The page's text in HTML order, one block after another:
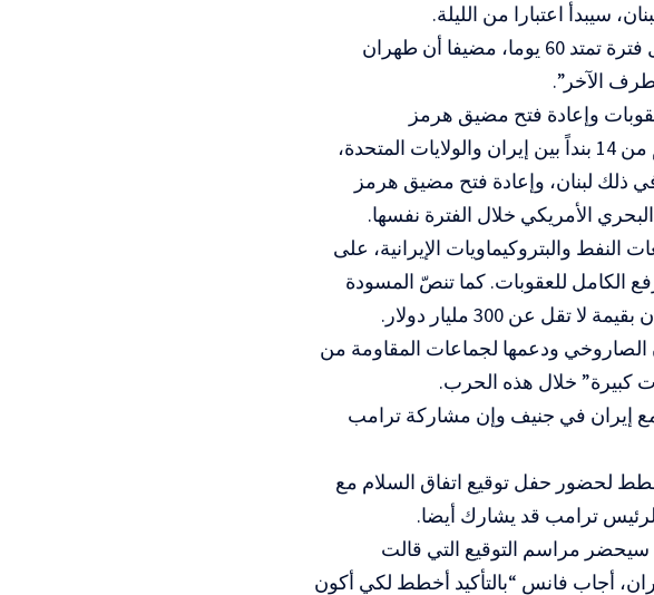
سيبدأ اعتبارا من الليلة.
وقال إن المفاوضات للتوصل إلى اتفاق ‌نهائي ستُعقد خلال ‌فترة تمتد 60 يوما، مضيفا أن ‌طهران
الآخر”.
وإعادة فتح مضيق هرمز
ونشرت وكالة مهر الإيرانية تفاصيل مسودة مذكرة تفاهم من 14 بنداً بين إيران والولايات المتحدة،
ذلك لبنان، وإعادة فتح مضيق هرمز
والبتروكيماويات الإيرانية، على
النووية والرفع الكامل للعقوبات. كما تنصّ المسودة
عن 300 مليار دولار.
الصاروخي ودعمها لجماعات المقاومة من
كبيرة” خلال هذه الحرب.
إيران في جنيف وإن مشاركة ترامب
لحضور حفل توقيع اتفاق السلام مع
ترامب قد يشارك أيضا.
مراسم التوقيع التي قالت
سيقام في جنيف في 19 يونيو/ حزيران، أجاب فانس “بالتأكيد أخطط لكي أكون